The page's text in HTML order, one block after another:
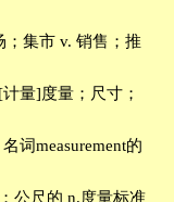
；集市 v. 销售；推
量]度量；尺寸；
词measurement的
公尺的 n.度量标准